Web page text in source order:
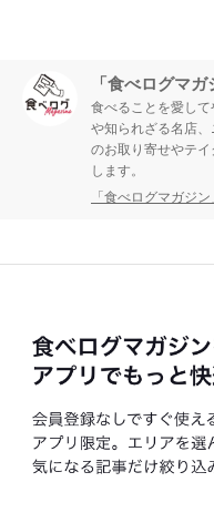
「食べログマ
食べることを愛し
や知られざる名店
のお取り寄せやテ
します。
「食べログマガジ